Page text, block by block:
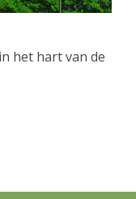
het hart van de